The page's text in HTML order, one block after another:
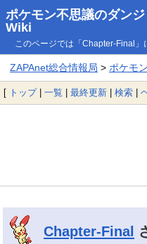
ポケモン不思議のダン
Wiki
このページでは「Chapter-Final」
ZAPAnet総合情報局 > ポケモ
[ トップ| 一覧 | 最終更新 | 検索 |
Chapter-Final